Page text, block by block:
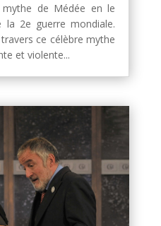
de Médée en le
2e guerre mondiale.
ce célèbre mythe
et violente...